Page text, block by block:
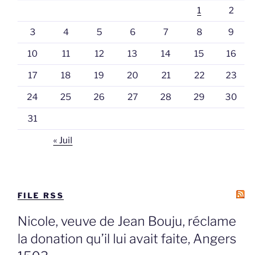
1 2
3 4 5 6 7 8 9
10 11 12 13 14 15 16
17 18 19 20 21 22 23
24 25 26 27 28 29 30
31
« Juil
FILE RSS
Nicole, veuve de Jean Bouju, réclame
la donation qu’il lui avait faite, Angers